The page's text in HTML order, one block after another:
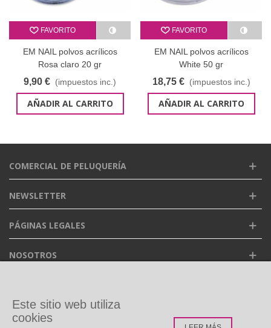
FAVORITO
EM NAIL polvos acrílicos
Rosa claro 20 gr
9,90 € (impuestos inc.)
AÑADIR AL CARRITO
FAVORITO
EM NAIL polvos acrílicos
White 50 gr
18,75 € (impuestos inc.)
AÑADIR AL CARRITO
COMERCIAL DE PELUQUERÍA
NEWSLETTER
PÁGINAS LEGALES
NOSOTROS
Este sitio web utiliza
cookies